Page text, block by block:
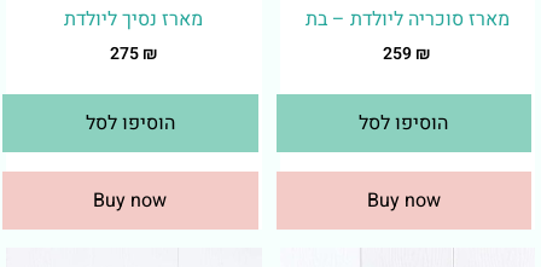
מארז סוכריה ליולדת – בת
259₪
הוסיפו לסל
Buy now
מארז נסיך ליולדת
275₪
הוסיפו לסל
Buy now